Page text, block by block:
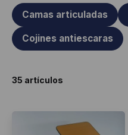
Camas articuladas
Cojines antiescaras
35 artículos